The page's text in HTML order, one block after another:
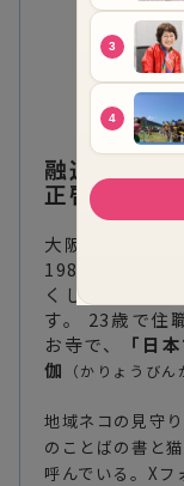
融通念仏
正啓（通称
大阪市平野区
1982年、大阪
くし、 母方の
す。 23歳で住
お寺で、
「日
伽
（かりょうびん
地域ネコの見守
のことばの書と
呼んでいる。X